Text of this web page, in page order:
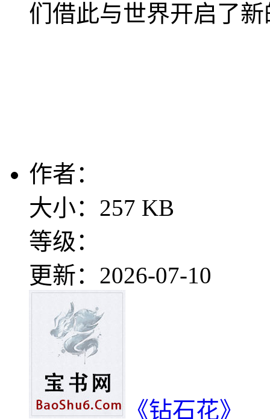
们借此与世界开启了
作者：
大小：257 KB
等级：
更新：2026-07-10
《钻石花》